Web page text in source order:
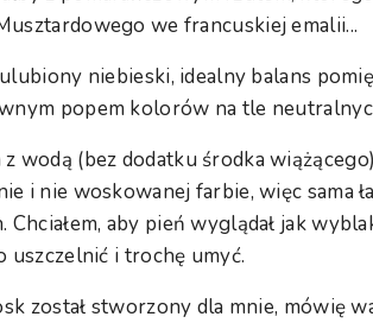
we francuskiej emalii...
niebieski, idealny balans
popem kolorów na tle
z wodą (bez dodatku środka
i nie woskowanej farbie, więc sama
Chciałem, aby pień wyglądał jak
uszczelnić i trochę umyć.
został stworzony dla mnie, mówię